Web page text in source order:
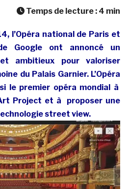
Temps de lecture : 4 min
l’Opéra national de Paris et
Google ont annoncé un
ambitieux pour valoriser
du Palais Garnier. L’Opéra
le premier opéra mondial à
Project et à proposer une
street view.